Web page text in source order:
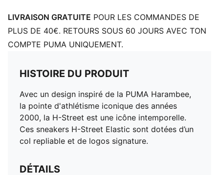
LIVRAISON GRATUITE POUR LES COMMANDES DE
PLUS DE 40€. RETOURS SOUS 60 JOURS AVEC TON
COMPTE PUMA UNIQUEMENT.
HISTOIRE DU PRODUIT
Avec un design inspiré de la PUMA Harambee,
la pointe d'athlétisme iconique des années
2000, la H-Street est une icône intemporelle.
Ces sneakers H-Street Elastic sont dotées d’un
col repliable et de logos signature.
DÉTAILS